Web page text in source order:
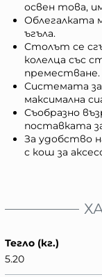
освен това,
Облегалката
ъгъла.
Столът се
колелца със
преместване.
Системата за
максимална
Съобразно
поставката
За удобство
с кош за
Тегло (кг.)
5.20